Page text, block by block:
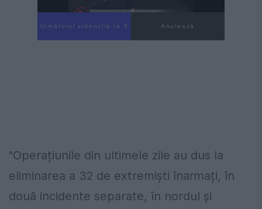
Următorul videoclip în 4 Anulează
"Operațiunile din ultimele zile au dus la
eliminarea a 32 de extremiști înarmați, în
două incidente separate, în nordul și